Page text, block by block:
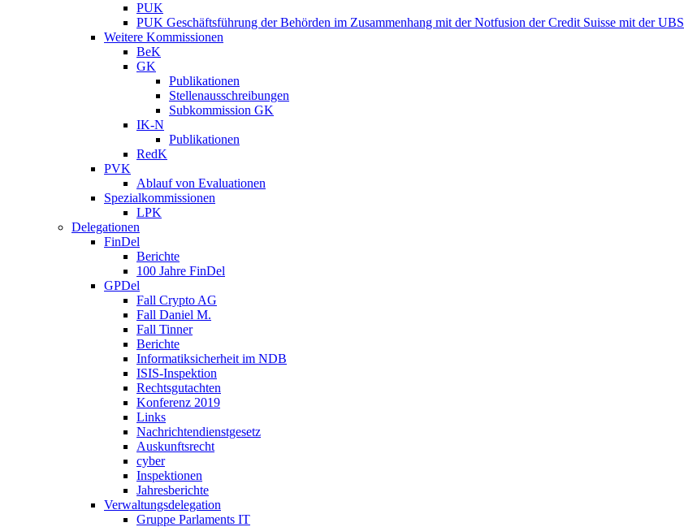
PUK
PUK Geschäftsführung der Behörden im Zusammenhang mit der Notfusion der Credit Suisse mit der UBS
Weitere Kommissionen
BeK
GK
Publikationen
Stellenausschreibungen
Subkommission GK
IK-N
Publikationen
RedK
PVK
Ablauf von Evaluationen
Spezialkommissionen
LPK
Delegationen
FinDel
Berichte
100 Jahre FinDel
GPDel
Fall Crypto AG
Fall Daniel M.
Fall Tinner
Berichte
Informatiksicherheit ­im NDB
ISIS-Inspektion
Rechtsgutachten
Konferenz 2019
Links
Nachrichtendienstgesetz
Auskunftsrecht
cyber
Inspektionen
Jahresberichte
Verwaltungsdelegation
Gruppe Parlaments IT